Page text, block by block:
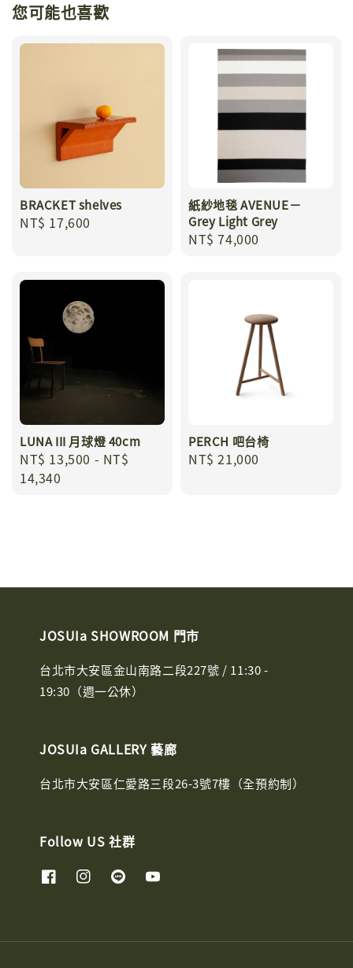
您可能也喜歡
BRACKET shelves
Regular
NT$ 17,600
紙紗地毯 AVENUE－
Grey Light Grey
Regular
NT$ 74,000
LUNA III 月球燈 40cm
Regular
price
NT$ 13,500 - NT$
14,340
PERCH 吧台椅
Regular
NT$ 21,000
JOSUIa SHOWROOM 門市
台北市大安區金山南路二段227號 / 11:30 -
19:30（週一公休）
JOSUIa GALLERY 藝廊
台北市大安區仁愛路三段26-3號7樓（全預約制）
Follow US 社群